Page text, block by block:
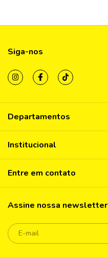
Siga-nos
Departamentos
Institucional
Entre em contato
Assine nossa newsletter